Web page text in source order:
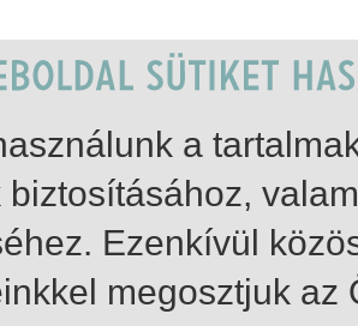
a
biztosításához,
Ezenkívül
megosztjuk